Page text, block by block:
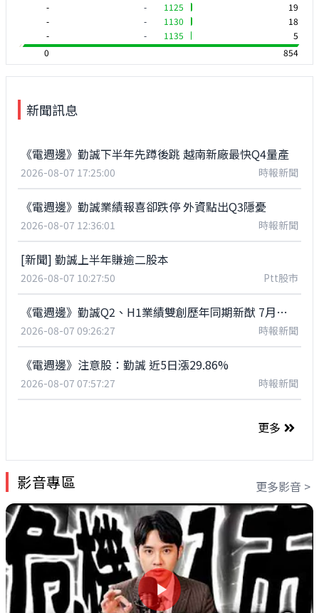
-
-
-
-
-
-
1125
19
1130
18
1135
5
0
854
新聞訊息
《電週邊》勤誠下半年先蹲後跳 越南新廠最快Q4量產
2026-08-07 17:25:00 時報新聞
《電週邊》勤誠業績報喜卻跌停 外資點出Q3隱憂
2026-08-07 12:36:01 時報新聞
[新聞] 勤誠上半年賺逾二股本
2026-08-07 10:27:50 Ptt股市
《電週邊》勤誠Q2、H1業績雙創歷年同期新猷 7月營收續登高
2026-08-07 09:26:27 時報新聞
《電週邊》注意股：勤誠 近5日漲29.86%
2026-08-07 07:57:27 時報新聞
更多
影音專區 更多影音 >